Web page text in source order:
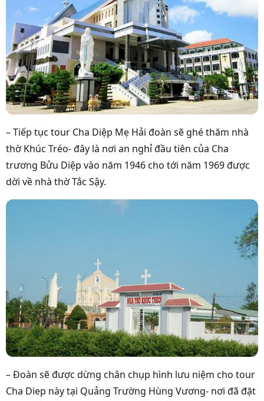
– Tiếp tục tour Cha Diệp Mẹ Hải đoàn sẽ ghé thăm nhà
thờ Khúc Tréo- đây là nơi an nghỉ đầu tiên của Cha
trương Bửu Diệp vào năm 1946 cho tới năm 1969 được
dời về nhà thờ Tắc Sậy.
– Đoàn sẽ được dừng chân chụp hình lưu niệm cho tour
Cha Diep này tại Quảng Trường Hùng Vương- nơi đã đặt